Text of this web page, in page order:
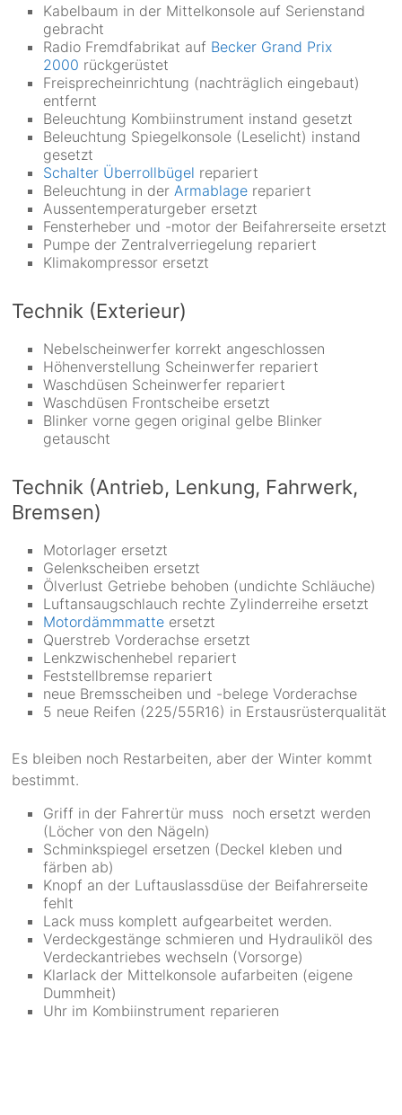
Kabelbaum in der Mittelkonsole auf Serienstand
gebracht
Radio Fremdfabrikat auf Becker Grand Prix
2000 rückgerüstet
Freisprecheinrichtung (nachträglich eingebaut)
entfernt
Beleuchtung Kombiinstrument instand gesetzt
Beleuchtung Spiegelkonsole (Leselicht) instand
gesetzt
Schalter Überrollbügel repariert
Beleuchtung in der Armablage repariert
Aussentemperaturgeber ersetzt
Fensterheber und -motor der Beifahrerseite ersetzt
Pumpe der Zentralverriegelung repariert
Klimakompressor ersetzt
Technik (Exterieur)
Nebelscheinwerfer korrekt angeschlossen
Höhenverstellung Scheinwerfer repariert
Waschdüsen Scheinwerfer repariert
Waschdüsen Frontscheibe ersetzt
Blinker vorne gegen original gelbe Blinker
getauscht
Technik (Antrieb, Lenkung, Fahrwerk,
Bremsen)
Motorlager ersetzt
Gelenkscheiben ersetzt
Ölverlust Getriebe behoben (undichte Schläuche)
Luftansaugschlauch rechte Zylinderreihe ersetzt
Motordämmmatte ersetzt
Querstreb Vorderachse ersetzt
Lenkzwischenhebel repariert
Feststellbremse repariert
neue Bremsscheiben und -belege Vorderachse
5 neue Reifen (225/55R16) in Erstausrüsterqualität
Es bleiben noch Restarbeiten, aber der Winter kommt
bestimmt.
Griff in der Fahrertür muss noch ersetzt werden
(Löcher von den Nägeln)
Schminkspiegel ersetzen (Deckel kleben und
färben ab)
Knopf an der Luftauslassdüse der Beifahrerseite
fehlt
Lack muss komplett aufgearbeitet werden.
Verdeckgestänge schmieren und Hydrauliköl des
Verdeckantriebes wechseln (Vorsorge)
Klarlack der Mittelkonsole aufarbeiten (eigene
Dummheit)
Uhr im Kombiinstrument reparieren